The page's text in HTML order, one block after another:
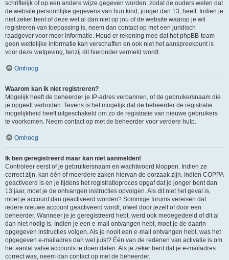
schriftelijk of op een andere wijze gegeven worden, zodat de ouders weten dat
de website persoonlijke gegevens van hun kind, jonger dan 13, heeft. Indien je
niet zeker bent of deze wet al dan niet op jou of de website waarop je wil
registreren van toepassing is, neem dan contact op met een juridisch
raadgever voor meer informatie. Houd er rekening mee dat het phpBB-team
geen wettelijke informatie kan verschaffen en ook niet het aanspreekpunt is
voor deze wetgeving, tenzij dit hieronder vermeld wordt.
Omhoog
Waarom kan ik niet registreren?
Mogelijk heeft de beheerder je IP-adres verbannen, of de gebruikersnaam die
je opgeeft verboden. Tevens is het mogelijk dat de beheerder de registratie
mogelijkheid heeft uitgeschakeld om zo de registratie van nieuwe gebruikers
te voorkomen. Neem contact op met de beheerder voor verdere hulp.
Omhoog
Ik ben geregistreerd maar kan niet aanmelden!
Controleer eerst of je gebruikersnaam en wachtwoord kloppen. Indien ze
correct zijn, kan één of meerdere zaken hiervan de oorzaak zijn. Indien COPPA
geactiveerd is en je tijdens het registratieproces opgaf dat je jonger bent dan
13 jaar, moet je de ontvangen instructies opvolgen. Als dit niet het geval is,
moet je account dan geactiveerd worden? Sommige forums vereisen dat
iedere nieuwe account geactiveerd wordt, ofwel door jezelf of door een
beheerder. Wanneer je je geregistreerd hebt, werd ook medegedeeld of dit al
dan niet nodig is. Indien je een e-mail ontvangen hebt, moet je de daarin
opgegeven instructies volgen. Als je nooit een e-mail ontvangen hebt, was het
opgegeven e-mailadres dan wel juist? Één van de redenen van activatie is om
het aantal valse accounts te doen dalen. Als je zeker bent dat je e-mailadres
correct was, neem dan contact op met de beheerder.